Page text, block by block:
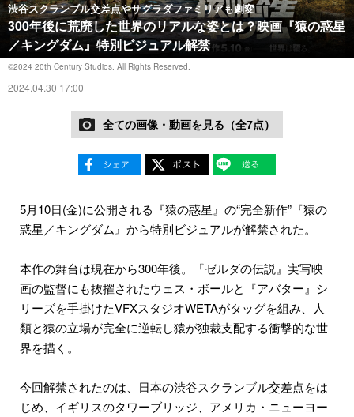
渋谷スクランブル交差点やサグラダファミリアも劇変
300年後に荒廃した世界のリアルな姿とは？映画『猿の惑星
／キングダム』特別ビジュアル解禁
©︎2024 20th Century Studios. All Rights Reserved.
2024.04.30 17:00
全ての画像・動画を見る（全7点）
5月10日(金)に公開される『猿の惑星』の“完全新作”『猿の
惑星／キングダム』から特別ビジュアルが解禁された。
本作の舞台は現在から300年後。『ゼルダの伝説』実写映
画の監督にも抜擢されたウェス・ボールと『アバター』シ
リーズを手掛けたVFXスタジオWETAがタッグを組み、人
類と猿の立場が完全に逆転し猿が独裁支配する衝撃的な世
界を描く。
今回解禁されたのは、日本の渋谷スクランブル交差点をは
じめ、イギリスのタワーブリッジ、アメリカ・ニューヨー